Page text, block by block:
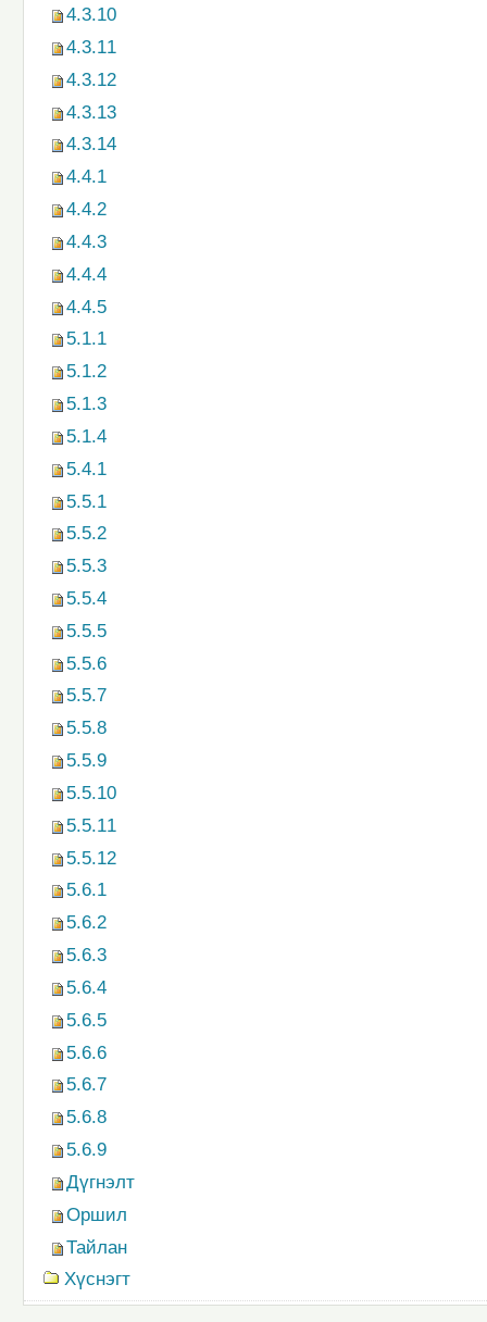
4.3.10
4.3.11
4.3.12
4.3.13
4.3.14
4.4.1
4.4.2
4.4.3
4.4.4
4.4.5
5.1.1
5.1.2
5.1.3
5.1.4
5.4.1
5.5.1
5.5.2
5.5.3
5.5.4
5.5.5
5.5.6
5.5.7
5.5.8
5.5.9
5.5.10
5.5.11
5.5.12
5.6.1
5.6.2
5.6.3
5.6.4
5.6.5
5.6.6
5.6.7
5.6.8
5.6.9
Дүгнэлт
Оршил
Тайлан
Хүснэгт